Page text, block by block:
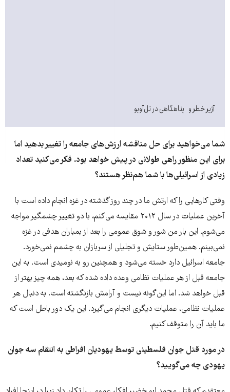
آژیر خطر و پناهگاهی در تل‌آویو
شما می‌خواهید برای حل مناقشه ارزش‌های جامعه را تغییر بدهید اما
برای این منظور راهی طولانی در پیش خواهد بود. فکر می‌کنید تعداد
زیادی از اسرائیلی‌ها با شما هم‌نظر هستند؟
وقتی کارهایی را که ارتش ما در چند روز گذشته در غزه انجام داده است با
آخرین عملیات در سال ۲۰۱۲ مقایسه می‌کنم، با دو تغییر چشمگیر مواجه
می‌شوم. این بار من شور و شوق عمومی را بعد از بمباران هدفی در غزه
نمی‌بینم. همین‌طور ستایش و تجلیلی از سربازان به چشمم نمی‌خورد.
جامعه اسرائیل دارد خسته می‌شود و همچنین رو به نومیدی است. به این
جامعه قبل از هر عملیات نظامی وعده داده شده که بعد، همه چیز بهتر از
قبل خواهد شد. اما این‌گونه نیست و آرامش بازنگشته است. به دنبال هر
عملیات نظامی، عملیات دیگری انجام می‌گیرد. این یک دور باطل است که
ما باید آن را متوقف کنیم.
در مورد قتل جوان فلسطینی توسط یهودیان افراطی به انتقام سه جوان
یهودی چه می‌گویید؟